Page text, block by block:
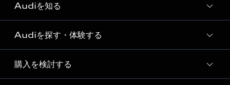
Audiを知る
Audi ブランド
Story of Progress
Audi Sport
Audiを探す・体験する
ディーラー検索
購入を検討する